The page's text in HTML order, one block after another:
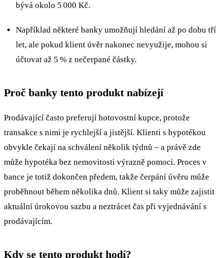
bývá okolo 5 000 Kč.
Například některé banky umožňují hledání až po dobu tří
let, ale pokud klient úvěr nakonec nevyužije, mohou si
účtovat až 5 % z nečerpané částky.
Proč banky tento produkt nabízejí
Prodávající často preferují hotovostní kupce, protože
transakce s nimi je rychlejší a jistější. Klienti s hypotékou
obvykle čekají na schválení několik týdnů – a právě zde
může hypotéka bez nemovitosti výrazně pomoci. Proces v
bance je totiž dokončen předem, takže čerpání úvěru může
proběhnout během několika dnů. Klient si taky může zajistit
aktuální úrokovou sazbu a neztrácet čas při vyjednávání s
prodávajícím.
Kdy se tento produkt hodí?